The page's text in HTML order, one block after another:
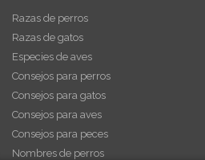
Razas de perros
Razas de gatos
Especies de aves
Consejos para perros
Consejos para gatos
Consejos para aves
Consejos para peces
Nombres de perros